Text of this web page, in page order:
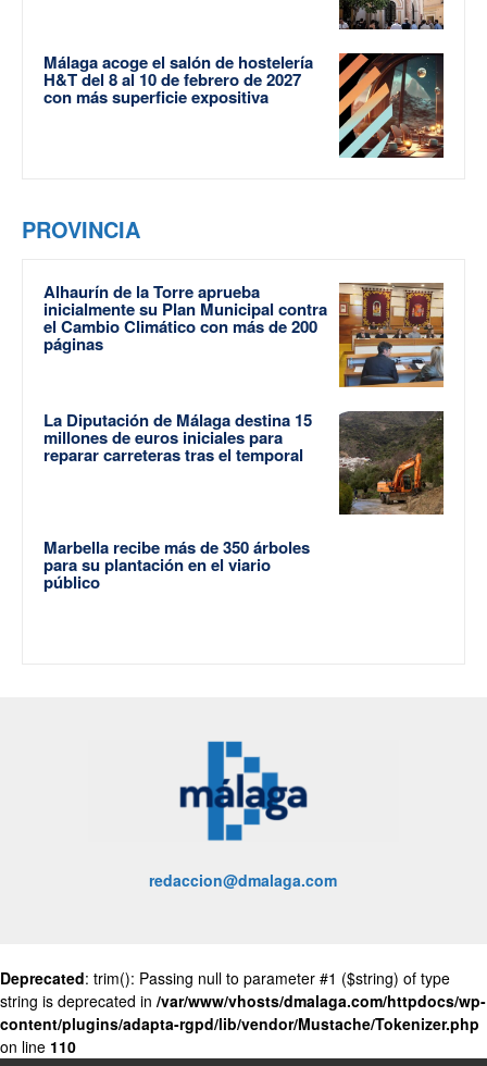
Málaga acoge el salón de hostelería
H&T del 8 al 10 de febrero de 2027
con más superficie expositiva
PROVINCIA
Alhaurín de la Torre aprueba
inicialmente su Plan Municipal contra
el Cambio Climático con más de 200
páginas
La Diputación de Málaga destina 15
millones de euros iniciales para
reparar carreteras tras el temporal
Marbella recibe más de 350 árboles
para su plantación en el viario
público
redaccion@dmalaga.com
Deprecated: trim(): Passing null to parameter #1 ($string) of type
string is deprecated in /var/www/vhosts/dmalaga.com/httpdocs/wp-
content/plugins/adapta-rgpd/lib/vendor/Mustache/Tokenizer.php
on line 110